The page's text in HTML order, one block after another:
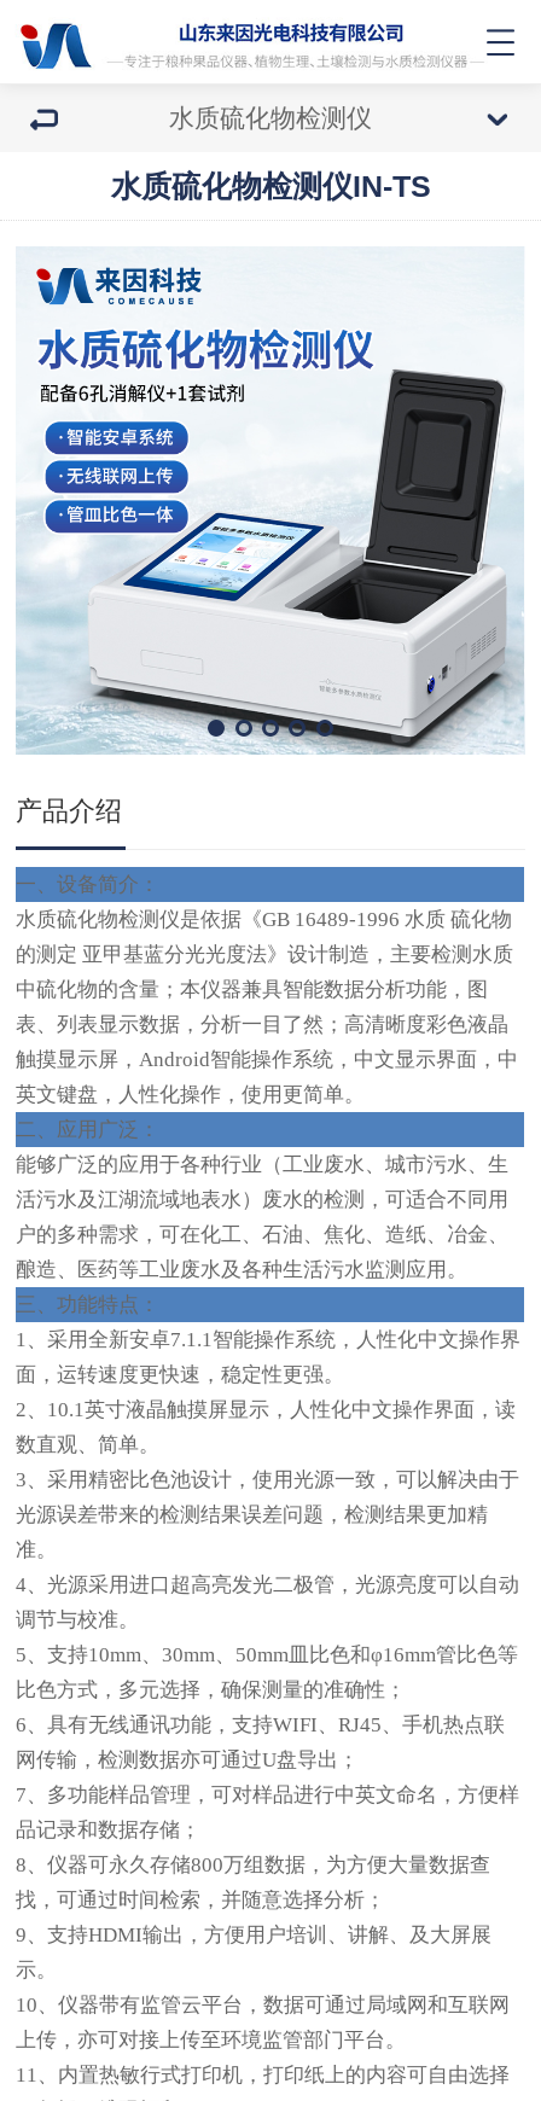
水质硫化物检测仪
水质硫化物检测仪IN-TS
产品介绍
‌一、设备简介：
水质硫化物检测仪是依据《GB 16489-1996 水质 硫化物
的测定 亚甲基蓝分光光度法》设计制造，主要检测水质
中硫化物的含量；本仪器兼具智能数据分析功能，图
表、列表显示数据，分析一目了然；高清晰度彩色液晶
触摸显示屏，Android智能操作系统，中文显示界面，中
英文键盘，人性化操作，使用更简单。
二、应用广泛：
能够广泛的应用于各种行业（工业废水、城市污水、生
活污水及江湖流域地表水）废水的检测，可适合不同用
户的多种需求，可在化工、石油、焦化、造纸、冶金、
酿造、医药等工业废水及各种生活污水监测应用。
三、功能特点：
1、采用全新安卓7.1.1智能操作系统，人性化中文操作界
面，运转速度更快速，稳定性更强。
2、10.1英寸液晶触摸屏显示，人性化中文操作界面，读
数直观、简单。
3、采用精密比色池设计，使用光源一致，可以解决由于
光源误差带来的检测结果误差问题，检测结果更加精
准。
4、光源采用进口超高亮发光二极管，光源亮度可以自动
调节与校准。
5、支持10mm、30mm、50mm皿比色和φ16mm管比色等
比色方式，多元选择，确保测量的准确性；
6、具有无线通讯功能，支持WIFI、RJ45、手机热点联
网传输，检测数据亦可通过U盘导出；
7、多功能样品管理，可对样品进行中英文命名，方便样
品记录和数据存储；
8、仪器可永久存储800万组数据，为方便大量数据查
找，可通过时间检索，并随意选择分析；
9、支持HDMI输出，方便用户培训、讲解、及大屏展
示。
10、仪器带有监管云平台，数据可通过局域网和互联网
上传，亦可对接上传至环境监管部门平台。
11、内置热敏行式打印机，打印纸上的内容可自由选择